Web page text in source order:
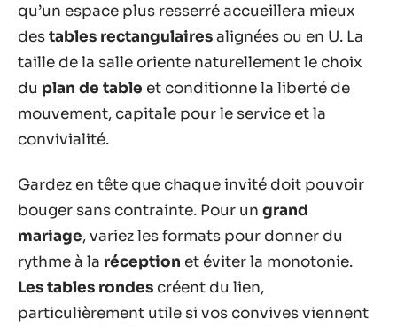
qu’un espace plus resserré accueillera mieux
destables rectangulairesalignées ou en U. La
taille de la salle oriente naturellement le choix
du plan de table et conditionne la liberté de
mouvement, capitale pour le service et la
convivialité.
Gardez en tête que chaque invité doit pouvoir
bouger sans contrainte. Pour un grand
mariage, variez les formats pour donner du
rythme à la réception et éviter la monotonie.
Les tables rondes créent du lien,
particulièrement utile si vos convives viennent